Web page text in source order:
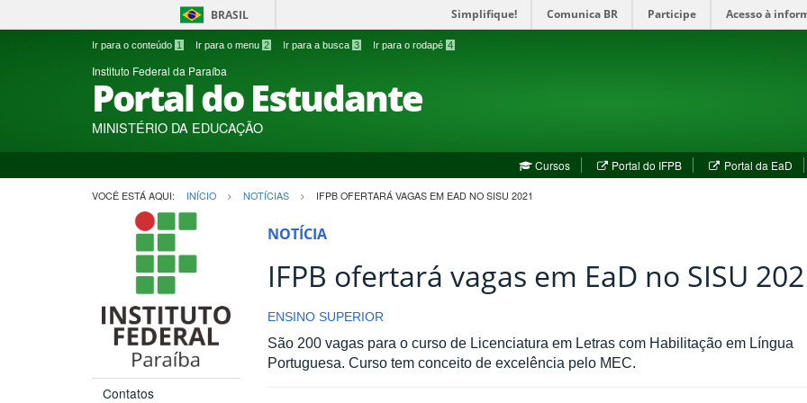
BRASIL Simplifique! Comunica BR Participe Acesso à
Ir para o conteúdo 1 Ir para o menu 2 Ir para a busca 3 Ir para o rodapé 4
Instituto Federal da Paraíba
Portal do Estudante
MINISTÉRIO DA EDUCAÇÃO
Cursos Portal do IFPB(abre
em
Portal da EaD
em
VOCÊ ESTÁ AQUI: INÍCIO NOTÍCIAS IFPB OFERTARÁ VAGAS EM EAD NO SISU 2021
Contatos
NOTÍCIA
IFPB ofertará vagas em EaD no SISU
ENSINO SUPERIOR
São 200 vagas para o curso de Licenciatura em Letras com Habilitação em Língua
Portuguesa. Curso tem conceito de excelência pelo MEC.